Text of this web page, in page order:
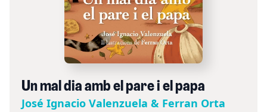
Un mal dia amb el pare i el papa
José Ignacio Valenzuela & Ferran Orta